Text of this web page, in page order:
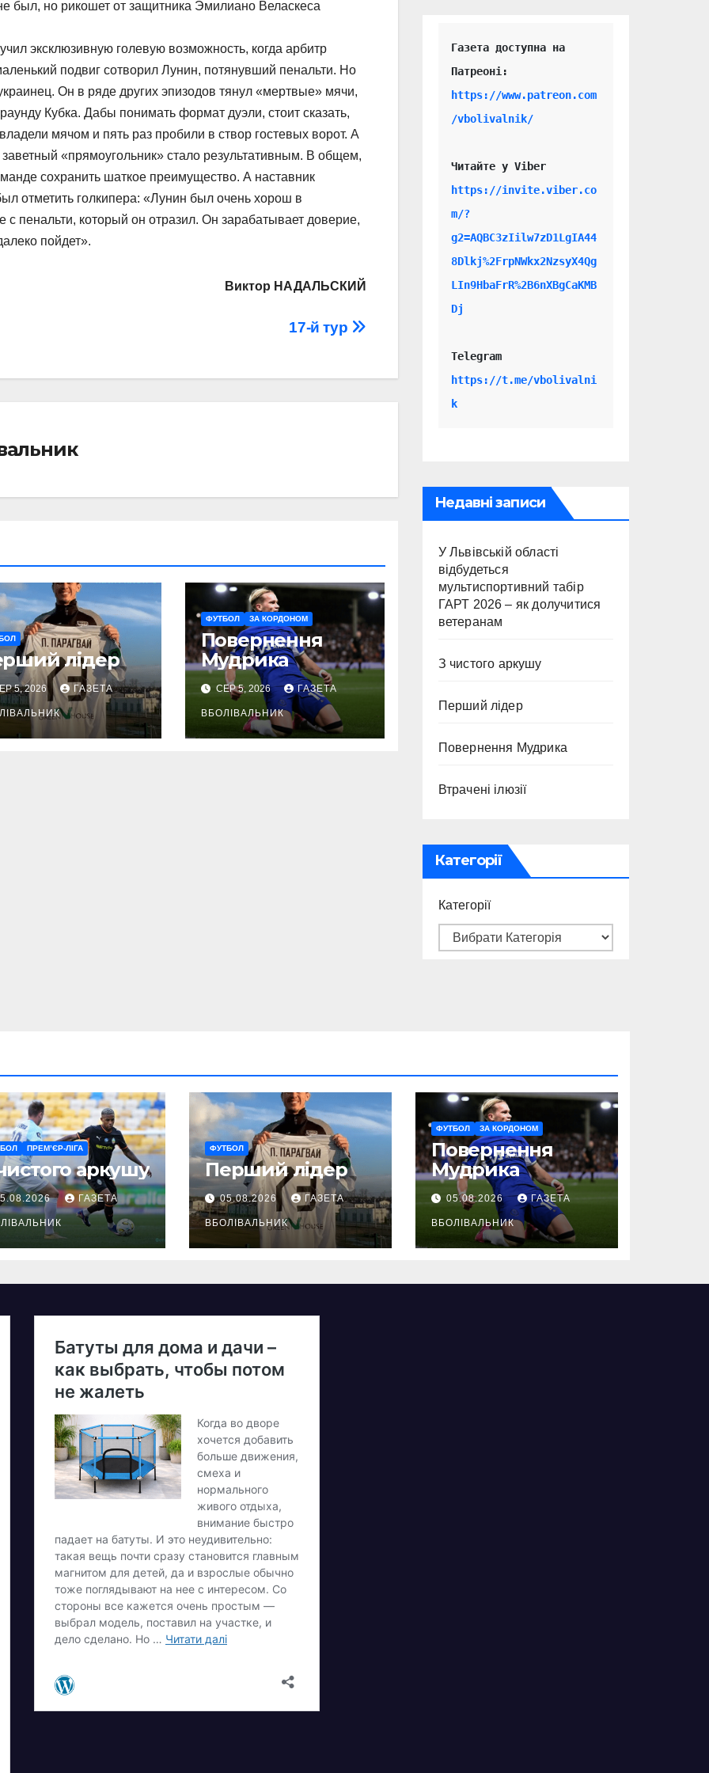
но рикошет от защитника Эмилиано Веласкеса
эксклюзивную голевую возможность, когда арбитр
подвиг сотворил Лунин, потянувший пенальти. Но
Он в ряде других эпизодов тянул «мертвые» мячи,
Кубка. Дабы понимать формат дуэли, стоит сказать,
мячом и пять раз пробили в створ гостевых ворот. А
«прямоугольник» стало результативным. В общем,
сохранить шаткое преимущество. А наставник
отметить голкипера: «Лунин был очень хорош в
с пенальти, который он отразил. Он зарабатывает доверие,
пойдет».
Виктор НАДАЛЬСКИЙ
17-й тур
лідер
5, 2026 ГАЗЕТА
ФУТБОЛ ЗА КОРДОНОМ
Повернення
Мудрика
СЕР 5, 2026 ГАЗЕТА
ВБОЛІВАЛЬНИК
Газета доступна на
https://www.patreon.com
/vbolivalnik/
Читайте у Viber
https://invite.viber.co
m/?
g2=AQBC3zIilw7zD1LgIA44
8Dlkj%2FrpNWkx2NzsyX4Qg
LIn9HbaFrR%2B6nXBgCaKMB
Dj
Telegram
https://t.me/vbolivalni
k
Недавні записи
У Львівській області
відбудеться
мультиспортивний табір
ГАРТ 2026 – як долучитися
ветеранам
З чистого аркушу
Перший лідер
Повернення Мудрика
Втрачені ілюзії
Категорії
Категорії
ПРЕМ’ЄР-ЛІГА
аркушу
ГАЗЕТА
ФУТБОЛ
Перший лідер
05.08.2026 ГАЗЕТА
ВБОЛІВАЛЬНИК
ФУТБОЛ ЗА КОРДОНОМ
Повернення
Мудрика
05.08.2026 ГАЗЕТА
ВБОЛІВАЛЬНИК